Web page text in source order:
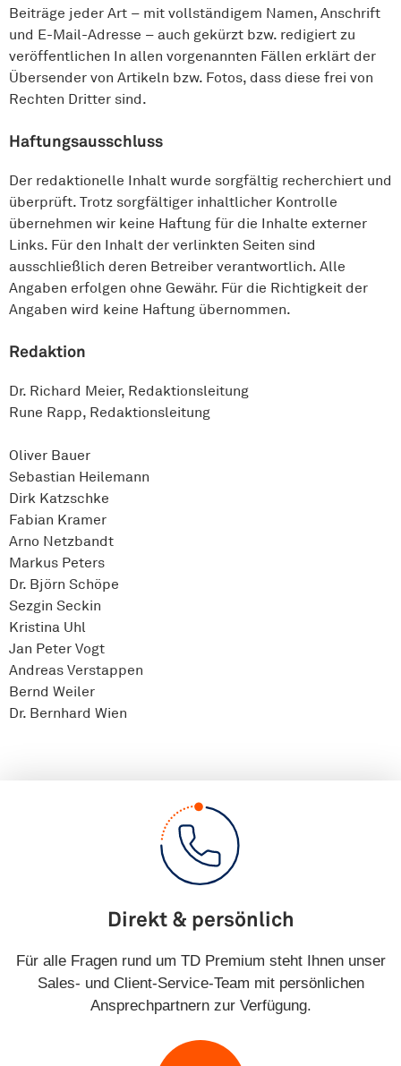
Beiträge jeder Art – mit vollständigem Namen, Anschrift
und E-Mail-Adresse – auch gekürzt bzw. redigiert zu
veröffent­lichen In allen vorgenannten Fällen erklärt der
Über­sender von Artikeln bzw. Fotos, dass diese frei von
Rechten Dritter sind.
Haftungsausschluss
Der redaktionelle Inhalt wurde sorgfältig recherchiert und
überprüft. Trotz sorgfältiger inhaltlicher Kontrolle
übernehmen wir keine Haftung für die Inhalte externer
Links. Für den Inhalt der verlinkten Seiten sind
ausschließlich deren Betreiber verantwortlich. Alle
Angaben erfolgen ohne Gewähr. Für die Richtigkeit der
Angaben wird keine Haftung übernommen.
Redaktion
Dr. Richard Meier, Redaktionsleitung
Rune Rapp, Redaktionsleitung
Oliver Bauer
Sebastian Heilemann
Dirk Katzschke
Fabian Kramer
Arno Netzbandt
Markus Peters
Dr. Björn Schöpe
Sezgin Seckin
Kristina Uhl
Jan Peter Vogt
Andreas Verstappen
Bernd Weiler
Dr. Bernhard Wien
Direkt & persönlich
Für alle Fragen rund um TD Premium steht Ihnen unser
Sales- und Client-Service-Team mit persönlichen
Ansprechpartnern zur Verfügung.